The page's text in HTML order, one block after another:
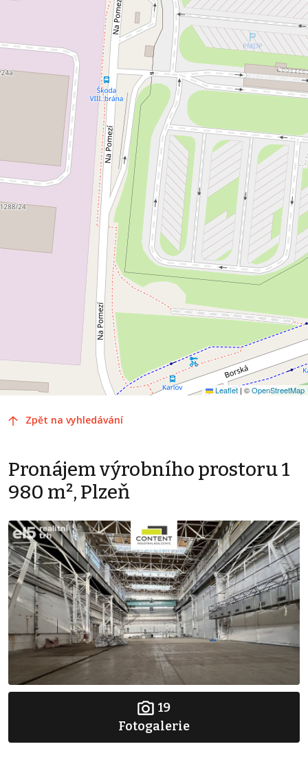
Leaflet| ©OpenStreetMap
Zpět na vyhledávání
Pronájem výrobního prostoru 1
980 m², Plzeň
19
Fotogalerie